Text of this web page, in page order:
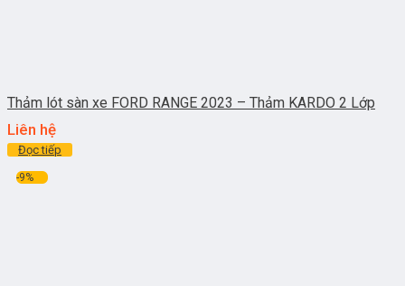
Thảm lót sàn xe FORD RANGE 2023 – Thảm KARDO 2 Lớp
Liên hệ
Đọc tiếp
-9%